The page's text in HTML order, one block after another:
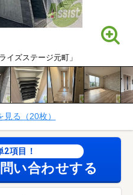
イズステージ元町」
る（20枚）
2項目！
い合わせする